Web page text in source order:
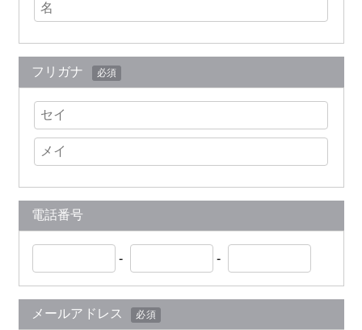
フリガナ 必須
電話番号
- -
メールアドレス 必須